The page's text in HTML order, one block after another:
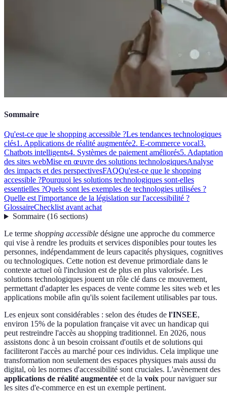
Sommaire
Qu'est-ce que le shopping accessible ?Les tendances technologiques
clés1. Applications de réalité augmentée2. E-commerce vocal3.
Chatbots intelligents4. Systèmes de paiement améliorés5. Adaptation
des sites webMise en œuvre des solutions technologiquesAnalyse
des impacts et des perspectivesFAQQu'est-ce que le shopping
accessible ?Pourquoi les solutions technologiques sont-elles
essentielles ?Quels sont les exemples de technologies utilisées ?
Quelle est l'importance de la législation sur l'accessibilité ?
GlossaireChecklist avant achat
Sommaire(16 sections)
Le terme shopping accessible désigne une approche du commerce
qui vise à rendre les produits et services disponibles pour toutes les
personnes, indépendamment de leurs capacités physiques, cognitives
ou technologiques. Cette notion est devenue primordiale dans le
contexte actuel où l'inclusion est de plus en plus valorisée. Les
solutions technologiques jouent un rôle clé dans ce mouvement,
permettant d'adapter les espaces de vente comme les sites web et les
applications mobile afin qu'ils soient facilement utilisables par tous.
Les enjeux sont considérables : selon des études de l'INSEE,
environ 15% de la population française vit avec un handicap qui
peut restreindre l'accès au shopping traditionnel. En 2026, nous
assistons donc à un besoin croissant d'outils et de solutions qui
faciliteront l'accès au marché pour ces individus. Cela implique une
transformation non seulement des espaces physiques mais aussi du
digital, où les normes d'accessibilité sont cruciales. L'avènement des
applications de réalité augmentée et de la voix pour naviguer sur
les sites d'e-commerce en est un exemple pertinent.